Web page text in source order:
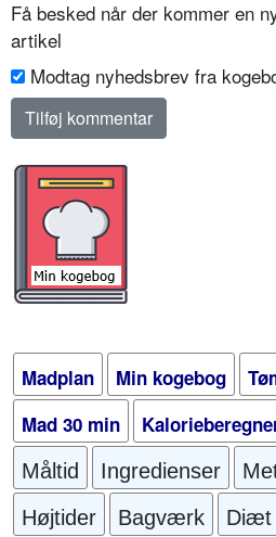
Få besked når der kommer en
artikel
Modtag nyhedsbrev fra
Madplan Min kogebog
Mad 30 min
Måltid Ingredienser
Højtider
Bagværk Diæt